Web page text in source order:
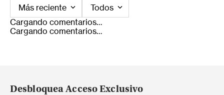
Más reciente
Todos
Cargando comentarios…
Cargando comentarios…
Desbloquea Acceso Exclusivo